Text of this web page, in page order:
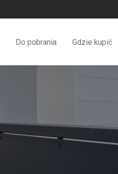
Do pobrania Gdzie kupić